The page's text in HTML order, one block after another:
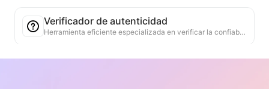
Verificador de autenticidad
Herramienta eficiente especializada en verificar la confiabilidad del contenido web. Identifica automáticamente declaraciones y datos clave, y los cruza con fuentes externas confiables. Califica la credibilidad de las afirmaciones importantes, y proporciona explicaciones de los resultados de verificación y enlaces a las fuentes de los hechos. Ayuda a mejorar la alfabetización informativa y prevenir la propagación de información falsa.